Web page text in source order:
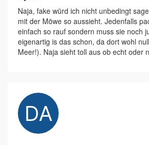
Naja, fake würd ich nicht unbedingt
mit der Möwe so aussieht. Jedenfalls
einfach so rauf sondern muss sie noch
eigenartig is das schon, da dort wohl
Meer!). Naja sieht toll aus ob echt oder